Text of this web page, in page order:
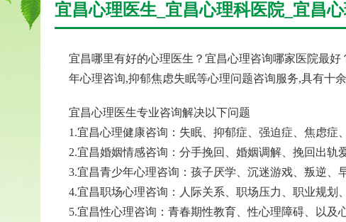
宜昌心理医生_宜昌心理科医院_宜昌
宜昌哪里有好的心理医生？宜昌心理咨询哪家医院最
年心理咨询,抑郁焦虑失眠等心理问题咨询服务,具有十
宜昌心理医生专业咨询解决以下问题
1.宜昌心理健康咨询：失眠、抑郁症、强迫症、焦虑症
2.宜昌婚姻情感咨询：分手挽回、婚姻调解、挽回出轨
3.宜昌青少年心理咨询：孩子厌学、沉迷游戏、叛逆
4.宜昌职场心理咨询：人际关系、职场压力、职业规划
5.宜昌性心理咨询：青春期性教育、性心理障碍、以及